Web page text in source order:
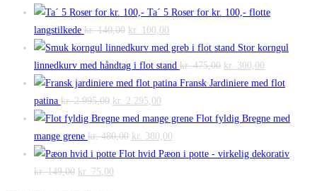
Ta´ 5 Roser for kr. 100,- flotte
langstilkede kr.140,00 Den
oprindelige
pris
var:
kr. 140,00.
kr. 100,00
aktuelle
pris
er:
Stor korngul
linnedkurv med håndtag i flot stand kr.475,00 Den
oprindelige
var:
kr. 300,00
aktuelle
er:
Fransk Jardiniere med flot
patina kr.2.995,00 Den
oprindelige
pris
var:
kr. 2.995,00.
kr. 2.295,00
aktuelle
pris
er:
Flot fyldig Bregne med
mange grene kr.480,00 Den
oprindelige
kr. 380,00
aktuelle
Flot hvid Pæon i potte - virkelig dekorativ
kr.149,00 Den
kr. 75,00